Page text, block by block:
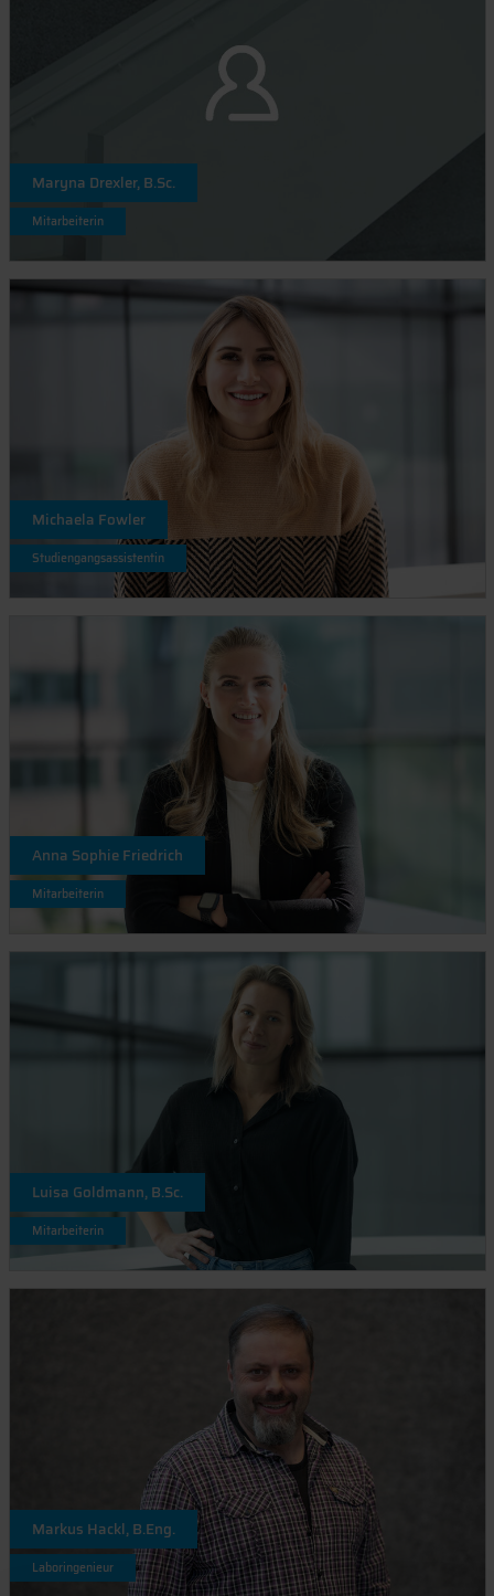
Maryna Drexler, B.Sc.
Mitarbeiterin
Michaela Fowler
Studiengangsassistentin
Anna Sophie Friedrich
Mitarbeiterin
Luisa Goldmann, B.Sc.
Mitarbeiterin
Markus Hackl, B.Eng.
Laboringenieur